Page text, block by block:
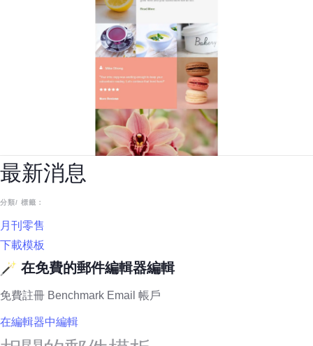
最新消息
分類/ 標籤：
月刊 零售
下載模板
在免費的郵件編輯器編輯
免費註冊 Benchmark Email 帳戶
在編輯器中編輯